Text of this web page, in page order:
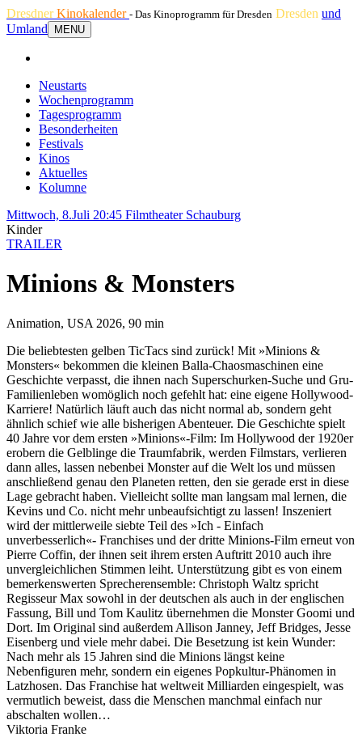
DresdnerKinokalender - Das Kinoprogramm für Dresden Dresden und
Umland
MENU
Neustarts
Wochenprogramm
Tagesprogramm
Besonderheiten
Festivals
Kinos
Aktuelles
Kolumne
Mittwoch, 8.Juli 20:45 Filmtheater Schauburg
Kinder
TRAILER
Minions & Monsters
Animation, USA 2026, 90 min
Die beliebtesten gelben TicTacs sind zurück! Mit »Minions &
Monsters« bekommen die kleinen Balla-Chaosmaschinen eine
Geschichte verpasst, die ihnen nach Superschurken-Suche und Gru-
Familienleben womöglich noch gefehlt hat: eine eigene Hollywood-
Karriere! Natürlich läuft auch das nicht normal ab, sondern geht
ähnlich schief wie alle bisherigen Abenteuer. Die Geschichte spielt
40 Jahre vor dem ersten »Minions«-Film: Im Hollywood der 1920er
erobern die Gelblinge die Traumfabrik, werden Filmstars, verlieren
dann alles, lassen nebenbei Monster auf die Welt los und müssen
anschließend genau den Planeten retten, den sie gerade erst in diese
Lage gebracht haben. Vielleicht sollte man langsam mal lernen, die
Kevins und Co. nicht mehr unbeaufsichtigt zu lassen! Inszeniert
wird der mittlerweile siebte Teil des »Ich - Einfach
unverbesserlich«- Franchises und der dritte Minions-Film erneut von
Pierre Coffin, der ihnen seit ihrem ersten Auftritt 2010 auch ihre
unvergleichlichen Stimmen leiht. Unterstützung gibt es von einem
bemerkenswerten Sprecherensemble: Christoph Waltz spricht
Regisseur Max sowohl in der deutschen als auch in der englischen
Fassung, Bill und Tom Kaulitz übernehmen die Monster Goomi und
Dort. Im Original sind außerdem Allison Janney, Jeff Bridges, Jesse
Eisenberg und viele mehr dabei. Die Besetzung ist kein Wunder:
Nach mehr als 15 Jahren sind die Minions längst keine
Nebenfiguren mehr, sondern ein eigenes Popkultur-Phänomen in
Latzhosen. Das Franchise hat weltweit Milliarden eingespielt, was
vermutlich beweist, dass die Menschen manchmal einfach nur
abschalten wollen…
Viktoria Franke